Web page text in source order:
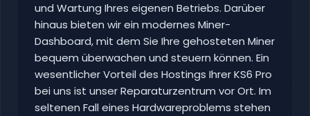
und Wartung Ihres eigenen Betriebs. Darüber
hinaus bieten wir ein modernes Miner-
Dashboard, mit dem Sie Ihre gehosteten Miner
bequem überwachen und steuern können. Ein
wesentlicher Vorteil des Hostings Ihrer KS6 Pro
bei uns ist unser Reparaturzentrum vor Ort. Im
seltenen Fall eines Hardwareproblems stehen